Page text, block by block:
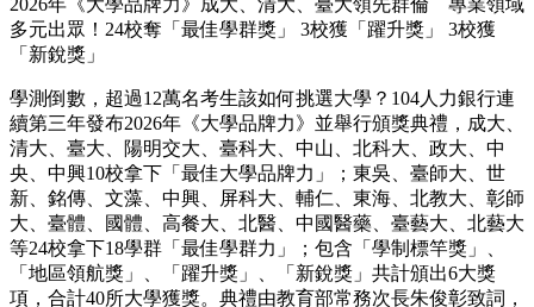
2026年《大學品牌力》成大、清大、臺大領先群倫 專業領域
多元出眾！24校奪「最佳學群獎」 3校獲「躍升獎」 3校獲
「新銳獎」
學測倒數，超過12萬名考生該如何挑選大學？104人力銀行連
續第三年發布2026年《大學品牌力》並舉行頒獎典禮，成大、
清大、臺大、陽明交大、臺科大、中山、北科大、政大、中
央、中興10校拿下「最佳大學品牌力」；東吳、臺師大、世
新、銘傳、文藻、中興、屏科大、輔仁、東海、北教大、彰師
大、臺體、國體、高餐大、北醫、中國醫藥、臺藝大、北藝大
等24校拿下18學群「最佳學群力」；包含「學制標竿獎」、
「地區領航獎」、「躍升獎」、「新銳獎」共計頒出6大獎
項，合計40所大學獲獎。典禮由教育部常務次長朱俊彰致詞，